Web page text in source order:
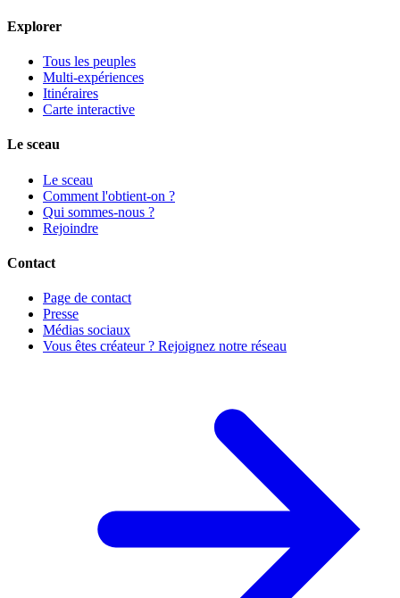
Explorer
Tous les peuples
Multi-expériences
Itinéraires
Carte interactive
Le sceau
Le sceau
Comment l'obtient-on ?
Qui sommes-nous ?
Rejoindre
Contact
Page de contact
Presse
Médias sociaux
Vous êtes créateur ? Rejoignez notre réseau